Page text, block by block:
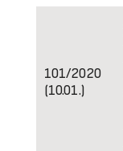
101/2020
(10.01.)